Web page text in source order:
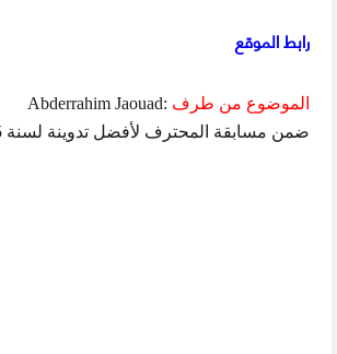
رابط الموقع
الموضوع من طرف :
Abderrahim Jaouad
ضمن مسابقة المحترف لأفضل تدوينة لسنة 2015